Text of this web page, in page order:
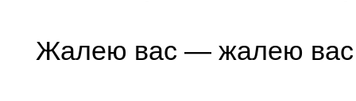
Жалею вас — жалею